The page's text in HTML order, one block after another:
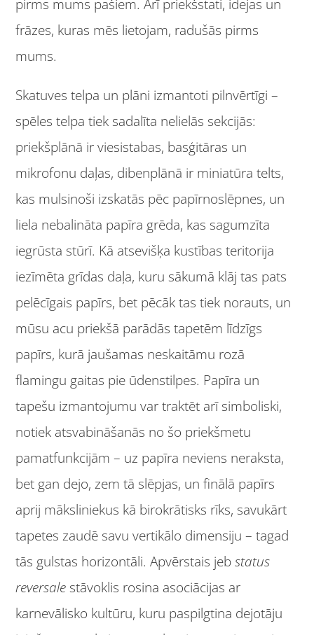
pirms mums pašiem. Arī priekšstati, idejas un
frāzes, kuras mēs lietojam, radušās pirms
mums.
Skatuves telpa un plāni izmantoti pilnvērtīgi –
spēles telpa tiek sadalīta nelielās sekcijās:
priekšplānā ir viesistabas, basģitāras un
mikrofonu daļas, dibenplānā ir miniatūra telts,
kas mulsinoši izskatās pēc papīrnoslēpnes, un
liela nebalināta papīra grēda, kas sagumzīta
iegrūsta stūrī. Kā atsevišķa kustības teritorija
iezīmēta grīdas daļa, kuru sākumā klāj tas pats
pelēcīgais papīrs, bet pēcāk tas tiek norauts, un
mūsu acu priekšā parādās tapetēm līdzīgs
papīrs, kurā jaušamas neskaitāmu rozā
flamingu gaitas pie ūdenstilpes. Papīra un
tapešu izmantojumu var traktēt arī simboliski,
notiek atsvabināšanās no šo priekšmetu
pamatfunkcijām – uz papīra neviens neraksta,
bet gan dejo, zem tā slēpjas, un finālā papīrs
aprij māksliniekus kā birokrātisks rīks, savukārt
tapetes zaudē savu vertikālo dimensiju – tagad
tās gulstas horizontāli. Apvērstais jebstatus
reversale stāvoklis rosina asociācijas ar
karnevālisko kultūru, kuru paspilgtina dejotāju